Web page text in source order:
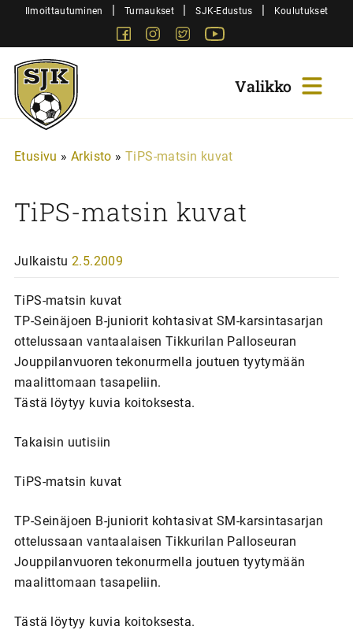
SiirryIlmoittautuminen | Turnaukset | SJK-Edustus | Koulutukset
FacebookInstagram
Twitter
Sjk-
Juniorit
Etusivu » Arkisto » TiPS-matsin kuvat
TiPS-matsin kuvat
Julkaistu 2.5.2009
TiPS-matsin kuvat
TP-Seinäjoen B-juniorit kohtasivat SM-karsintasarjan
ottelussaan vantaalaisen Tikkurilan Palloseuran
Jouppilanvuoren tekonurmella joutuen tyytymään
maalittomaan tasapeliin.
Tästä löytyy kuvia koitoksesta.
Takaisin uutisiin
TiPS-matsin kuvat
TP-Seinäjoen B-juniorit kohtasivat SM-karsintasarjan
ottelussaan vantaalaisen Tikkurilan Palloseuran
Jouppilanvuoren tekonurmella joutuen tyytymään
maalittomaan tasapeliin.
Tästä löytyy kuvia koitoksesta.